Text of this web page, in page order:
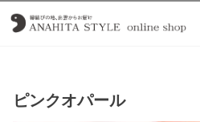
ピンクオパール